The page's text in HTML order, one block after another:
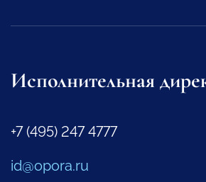
Исполнительная
+7 (495) 247 4777
id@opora.ru